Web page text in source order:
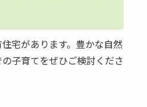
宅があります。豊かな自然
子育てをぜひご検討くださ